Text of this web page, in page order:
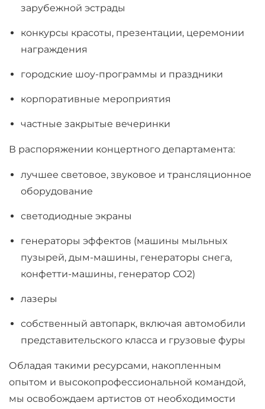
зарубежной эстрады
конкурсы красоты, презентации, церемонии
награждения
городские шоу-программы и праздники
корпоративные мероприятия
частные закрытые вечеринки
В распоряжении концертного департамента:
лучшее световое, звуковое и трансляционное
оборудование
светодиодные экраны
генераторы эффектов (машины мыльных
пузырей, дым-машины, генераторы снега,
конфетти-машины, генератор СО2)
лазеры
собственный автопарк, включая автомобили
представительского класса и грузовые фуры
Обладая такими ресурсами, накопленным
опытом и высокопрофессиональной командой,
мы освобождаем артистов от необходимости